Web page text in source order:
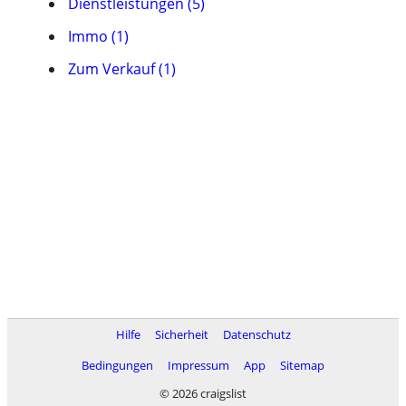
Immo (1)
Zum Verkauf (1)
Hilfe Sicherheit
Datenschutz
Bedingungen
Impressum App
Sitemap
© 2026 craigslist